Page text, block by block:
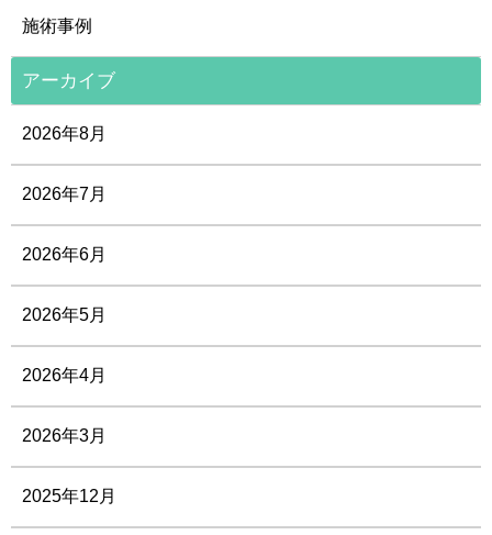
施術事例
アーカイブ
2026年8月
2026年7月
2026年6月
2026年5月
2026年4月
2026年3月
2025年12月